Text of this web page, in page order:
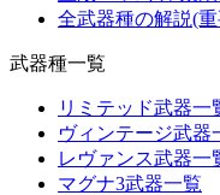
全武器種の解説(
武器種一覧
リミテッド武器一
ヴィンテージ武器
レヴァンス武器一
マグナ3武器一覧